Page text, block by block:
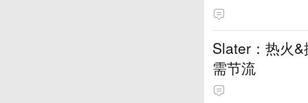
Slater：热火
需节流